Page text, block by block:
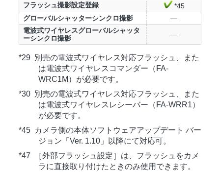
フラッシュ撮影設定登録
*45
グローバルシャッターシンクロ撮影
—
電波式ワイヤレスグローバルシャッタ
ーシンクロ撮影
—
*29 別売の電波式ワイヤレス対応フラッシュ、また
は電波式ワイヤレスコマンダー（FA-
WRC1M）が必要です。
*30 別売の電波式ワイヤレス対応フラッシュ、また
は電波式ワイヤレスレシーバー（FA-WRR1）
が必要です。
*45 カメラ側の本体ソフトウェアアップデート バー
ジョン「Ver. 1.10」以降にて対応可。
*47 ［外部フラッシュ設定］は、フラッシュをカメ
ラに直接取り付けたときのみ使用できます。